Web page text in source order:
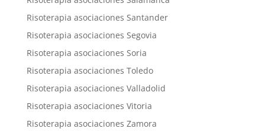
Risoterapia asociaciones Santander
Risoterapia asociaciones Segovia
Risoterapia asociaciones Soria
Risoterapia asociaciones Toledo
Risoterapia asociaciones Valladolid
Risoterapia asociaciones Vitoria
Risoterapia asociaciones Zamora